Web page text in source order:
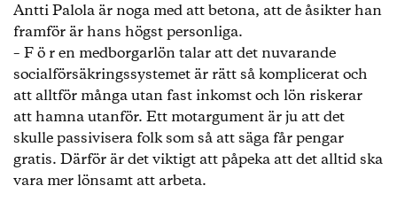
Antti Palola är noga med att betona, att de åsikter han
framför är hans högst personliga.
– F ö r en medborgarlön talar att det nuvarande
socialförsäkringssystemet är rätt så komplicerat och
att alltför många utan fast inkomst och lön riskerar
att hamna utanför. Ett motargument är ju att det
skulle passivisera folk som så att säga får pengar
gratis. Därför är det viktigt att påpeka att det alltid ska
vara mer lönsamt att arbeta.